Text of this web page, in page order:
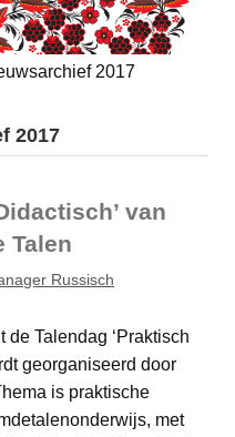
2017
2017
van
Talen
Russisch
de Talendag ‘Praktisch
georganiseerd door
is praktische
met